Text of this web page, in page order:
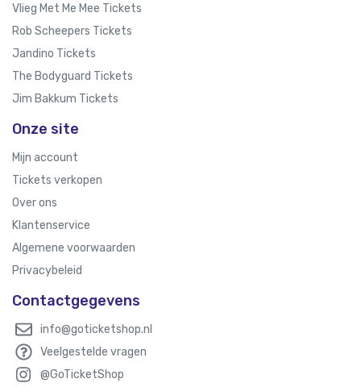
Vlieg Met Me Mee Tickets
Rob Scheepers Tickets
Jandino Tickets
The Bodyguard Tickets
Jim Bakkum Tickets
Onze site
Mijn account
Tickets verkopen
Over ons
Klantenservice
Algemene voorwaarden
Privacybeleid
Contactgegevens
info@goticketshop.nl
Veelgestelde vragen
@GoTicketShop